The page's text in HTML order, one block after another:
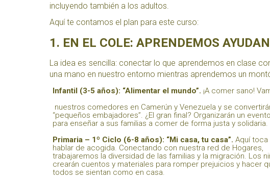
incluyendo también a los adultos.
Aquí te contamos el plan para este curso:
1. EN EL COLE: APRENDEMOS
La idea es sencilla: conectar lo que aprendemos en clase
una mano en nuestro entorno mientras aprendemos un
Infantil (3-5 años): “Alimentar el mundo”. ¡A comer sano!
nuestros comedores en Camerún y Venezuela y se
“pequeños embajadores”. ¿El gran final? Organizarán un evento
para enseñar a sus familias a comer de forma justa y solidaria.
Primaria – 1º Ciclo (6-8 años): “Mi casa, tu casa”. Aquí toca
hablar de acogida. Conectando con nuestra red de Hogares,
trabajaremos la diversidad de las familias y la migración. Los
crearán cuentos y materiales para romper prejuicios y hacer
todos se sientan como en casa.